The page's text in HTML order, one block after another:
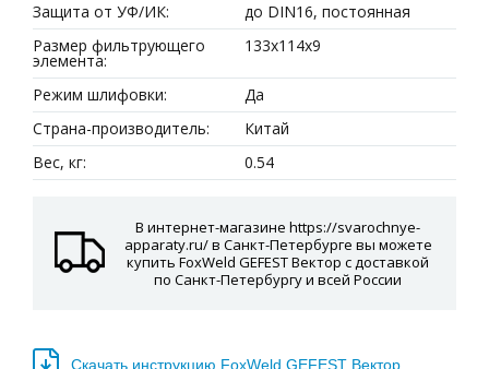
Защита от УФ/ИК:
до DIN16, постоянная
Размер фильтрующего
элемента:
133х114х9
Режим шлифовки:
Да
Страна-производитель:
Китай
Вес, кг:
0.54
В интернет-магазине https://svarochnye-
apparaty.ru/ в Санкт-Петербурге вы можете
купить FoxWeld GEFEST Вектор с доставкой
по Санкт-Петербургу и всей России
Скачать инструкцию FoxWeld GEFEST Вектор